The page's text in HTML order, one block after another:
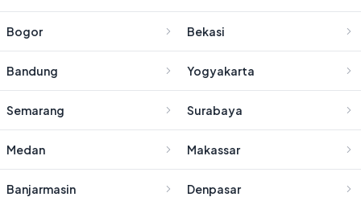
Bogor Bekasi
Bandung Yogyakarta
Semarang Surabaya
Medan Makassar
Banjarmasin Denpasar